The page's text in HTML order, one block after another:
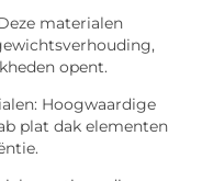
materialen
opent.
Hoogwaardige
plat dak elementen